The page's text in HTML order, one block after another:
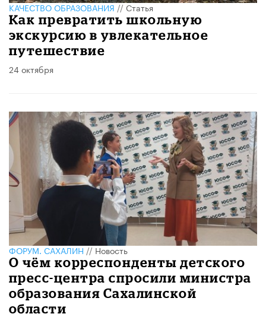
КАЧЕСТВО ОБРАЗОВАНИЯ//Статья
Как превратить школьную
экскурсию в увлекательное
путешествие
24 октября
ФОРУМ. САХАЛИН//Новость
О чём корреспонденты детского
пресс-центра спросили министра
образования Сахалинской
области